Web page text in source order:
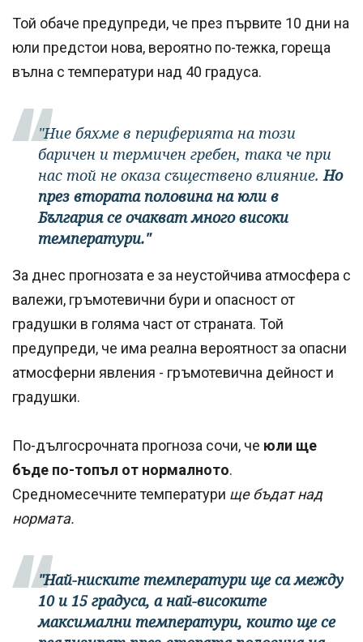
Той обаче предупреди, че през първите 10 дни на
юли предстои нова, вероятно по-тежка, гореща
вълна с температури над 40 градуса.
"Ние бяхме в периферията на този
баричен и термичен гребен, така че при
нас той не оказа съществено влияние.Но
през втората половина на юли в
България се очакват много високи
температури."
За днес прогнозата е за неустойчива атмосфера с
валежи, гръмотевични бури и опасност от
градушки в голяма част от страната. Той
предупреди, че има реална вероятност за опасни
атмосферни явления - гръмотевична дейност и
градушки.
По-дългосрочната прогноза сочи, че юли ще
бъде по-топъл от нормалното.
Средномесечните температури ще бъдат над
нормата.
"Най-ниските температури ще са между
10 и 15 градуса, а най-високите
максимални температури, които ще се